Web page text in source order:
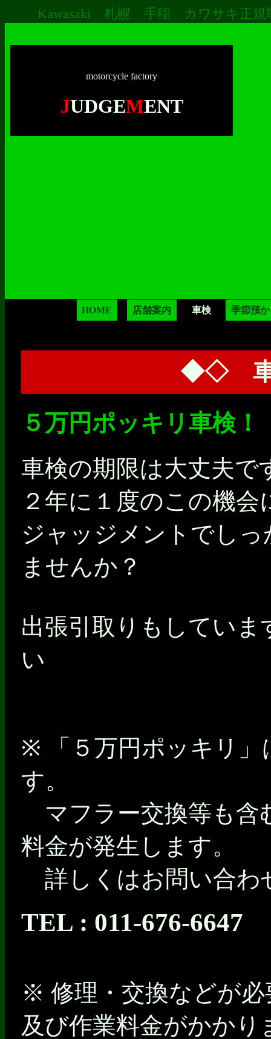
Kawasaki 札幌 手稲 カワサキ正規
motorcycle factory
JUDGEMENT
HOME 店舗案内 車検 季節預
◆◇
５万円ポッキリ車検！
車検の期限は大丈夫で
２年に１度のこの機会
ジャッジメントでしっ
ませんか？
出張引取りもしてい
い
※ 「５万円ポッキリ」
す。
マフラー交換等も含
料金が発生します。
詳しくはお問い合わ
TEL : 011-676-6647
※ 修理・交換などが
及び作業料金がかかり